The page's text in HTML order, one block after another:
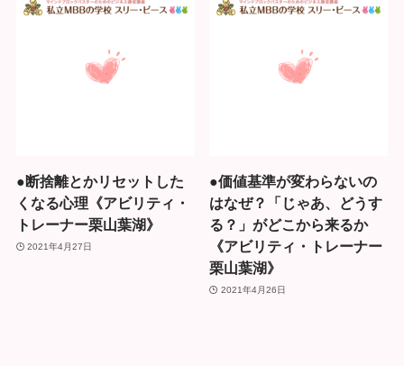
●断捨離とかリセットした
くなる心理《アビリティ・
トレーナー栗山葉湖》
2021年4月27日
●価値基準が変わらないの
はなぜ？「じゃあ、どうす
る？」がどこから来るか
《アビリティ・トレーナー
栗山葉湖》
2021年4月26日